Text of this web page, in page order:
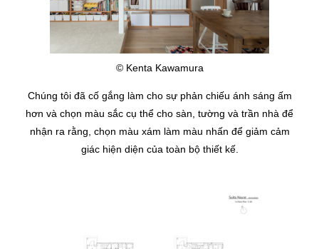
© Kenta Kawamura
Chúng tôi đã cố gắng làm cho sự phản chiếu ánh sáng ấm
hơn và chọn màu sắc cụ thể cho sàn, tường và trần nhà để
nhận ra rằng, chọn màu xám làm màu nhấn để giảm cảm
giác hiện diện của toàn bộ thiết kế.